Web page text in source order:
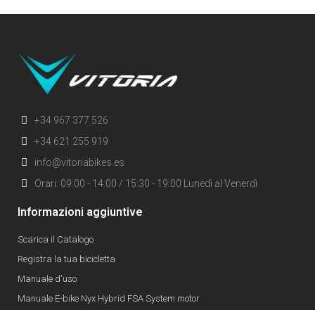
+34 967 377 526
+34 621 255 919
info@vitoriabikes.es
Orari: 09:00 - 14:00 / 15:30 - 19:00 Lunedì al Venerdì
Informazioni aggiuntive
Scarica il Catalogo
Registra la tua bicicletta
Manuale d'uso
Manuale E-bike Nyx Hybrid FSA System motor